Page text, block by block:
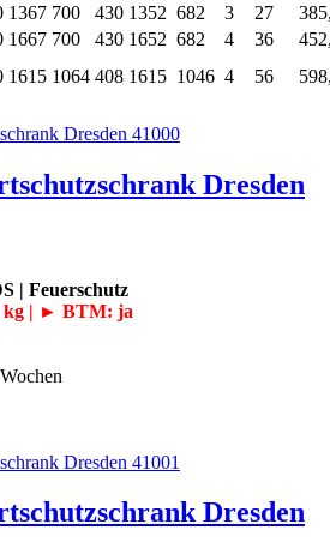
1367 700 430 1352 682 3 27
1667 700 430 1652 682 4 36
1615 1064 408 1615 1046 4 56
Dresden
| Feuerschutz
kg | ► BTM: ja
Dresden